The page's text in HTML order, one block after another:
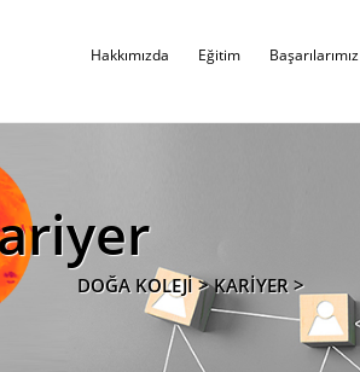
Hakkımızda Eğitim Başarılarımız
DOĞA KOLEJİ > KARİYER >